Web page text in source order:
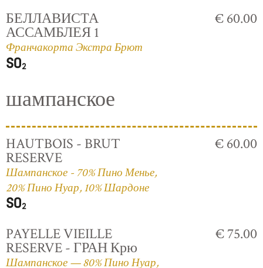
БЕЛЛАВИСТА
АССАМБЛЕЯ 1
Франчакорта Экстра Брют
€ 60.00
шампанское
HAUTBOIS - BRUT
RESERVE
Шампанское - 70% Пино Менье,
20% Пино Нуар, 10% Шардоне
€ 60.00
PAYELLE VIEILLE
RESERVE - ГРАН Крю
Шампанское — 80% Пино Нуар,
€ 75.00